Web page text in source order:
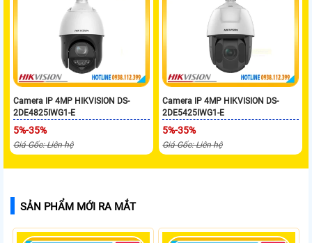
Camera IP 4MP HIKVISION DS-
2DE4825IWG1-E
5%-35%
Giá Gốc: Liên hệ
Camera IP 4MP HIKVISION DS-
2DE5425IWG1-E
5%-35%
Giá Gốc: Liên hệ
SẢN PHẨM MỚI RA MẮT